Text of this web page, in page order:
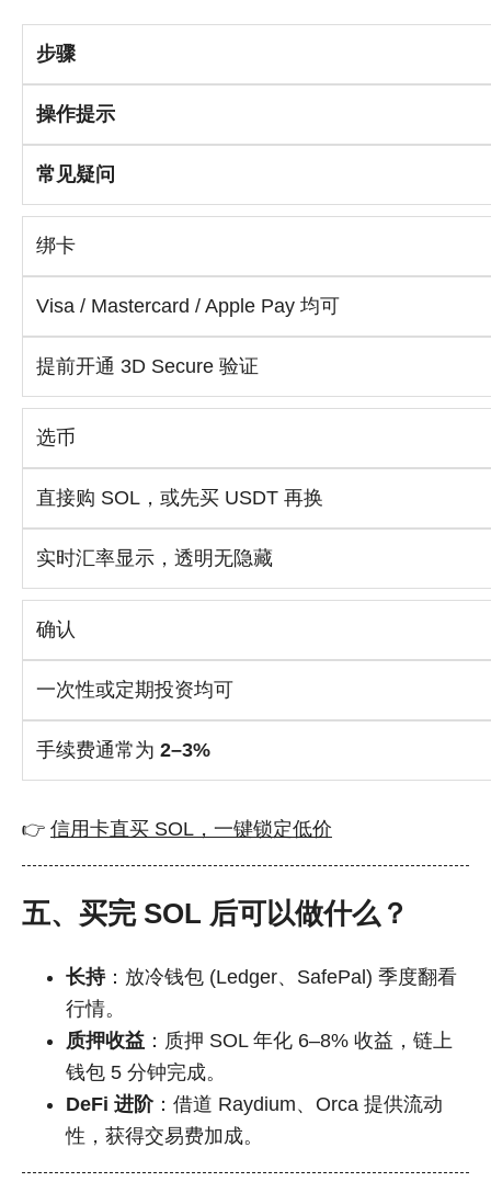
步骤
操作提示
常见疑问
绑卡
Visa / Mastercard / Apple Pay 均可
提前开通 3D Secure 验证
选币
直接购 SOL，或先买 USDT 再换
实时汇率显示，透明无隐藏
确认
一次性或定期投资均可
手续费通常为 2–3%
👉 信用卡直买 SOL，一键锁定低价
五、买完 SOL 后可以做什么？
长持：放冷钱包 (Ledger、SafePal) 季度翻看
行情。
质押收益 ：质押 SOL 年化 6–8% 收益，链上
钱包 5 分钟完成。
DeFi 进阶 ：借道 Raydium、Orca 提供流动
性，获得交易费加成。